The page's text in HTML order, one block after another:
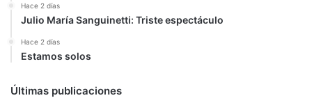
Hace 2 días
Julio María Sanguinetti: Triste espectáculo
Hace 2 días
Estamos solos
Últimas publicaciones